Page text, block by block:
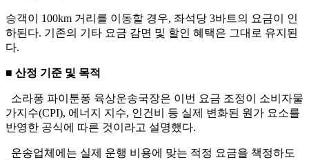
승객이 100km 거리를 이동할 경우, 좌석당 3바트의 요금이 인
하된다. 기존의 기타 요금 감면 및 할인 혜택은 그대로 유지된
다.
■ 산정 기준 및 목적
소라퐁 파이툰퐁 육상운송국장은 이번 요금 조정이 소비자물
가지수(CPI), 에너지 지수, 인건비 등 실제 변화된 원가 요소를
반영한 공식에 따른 것이라고 설명했다.
운송업체에는 실제 운행 비용에 맞는 적정 요금을 책정하도